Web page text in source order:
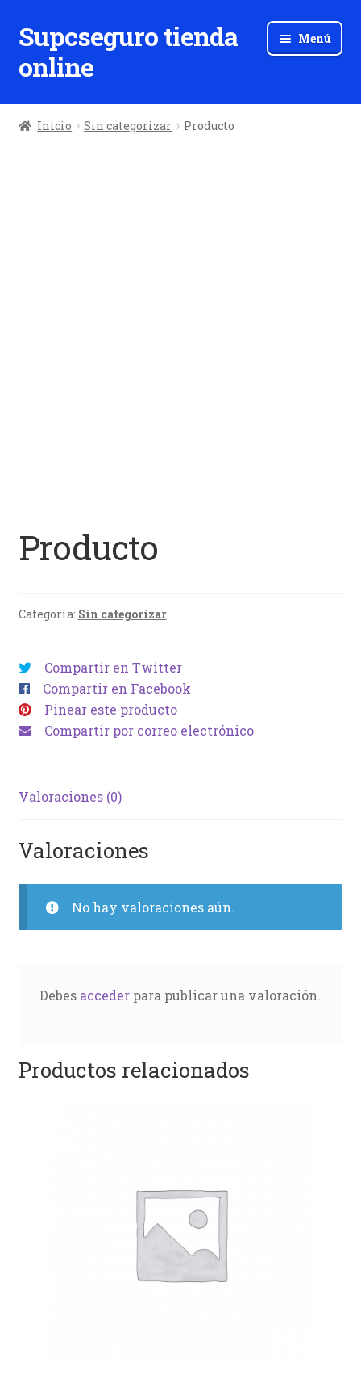
Ir
a
la
Ir
al
contenido
Supcseguro tienda
online
Menú
Inicio Sin categorizar Producto
Producto
Categoría: Sin categorizar
Compartir en Twitter
Compartir en Facebook
Pinear este producto
Compartir por correo electrónico
Valoraciones (0)
Valoraciones
No hay valoraciones aún.
Debes accederpara publicar una valoración.
Productos relacionados